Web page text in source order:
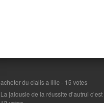
acheter du cialis a lille - 15 votes
La jalousie de la réussite d’autrui